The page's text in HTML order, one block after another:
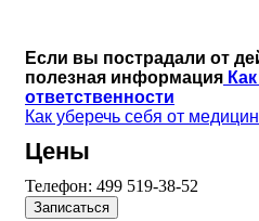
Если вы пострадали от
полезная информация
ответственности
Как уберечь себя от
Цены
Телефон: 499 519-38-52
Записаться